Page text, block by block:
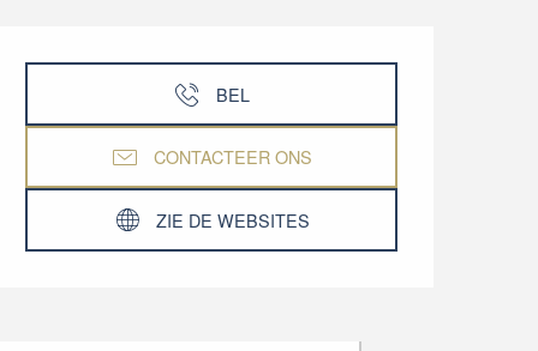
Openingstijden en
BEL
CONTACTEER ONS
ZIE DE WEBSITES